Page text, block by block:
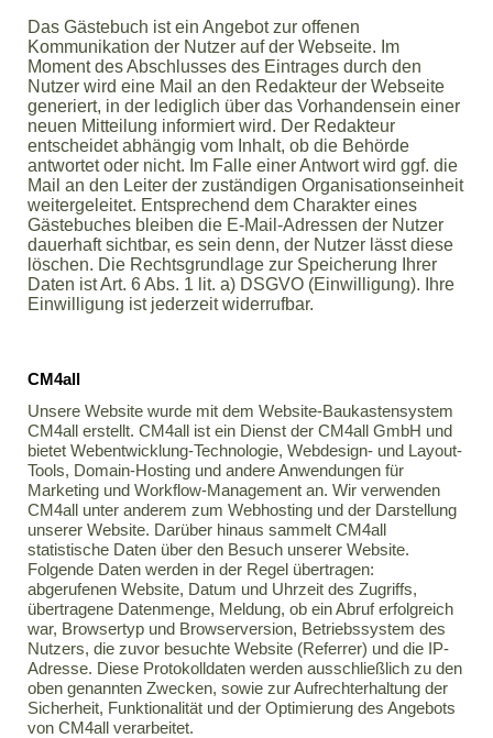
Das Gästebuch ist ein Angebot zur offenen
Kommunikation der Nutzer auf der Webseite. Im
Moment des Abschlusses des Eintrages durch den
Nutzer wird eine Mail an den Redakteur der Webseite
generiert, in der lediglich über das Vorhandensein einer
neuen Mitteilung informiert wird. Der Redakteur
entscheidet abhängig vom Inhalt, ob die Behörde
antwortet oder nicht. Im Falle einer Antwort wird ggf. die
Mail an den Leiter der zuständigen Organisationseinheit
weitergeleitet. Entsprechend dem Charakter eines
Gästebuches bleiben die E-Mail-Adressen der Nutzer
dauerhaft sichtbar, es sein denn, der Nutzer lässt diese
löschen. Die Rechtsgrundlage zur Speicherung Ihrer
Daten ist Art. 6 Abs. 1 lit. a) DSGVO (Einwilligung). Ihre
Einwilligung ist jederzeit widerrufbar.
CM4all
Unsere Website wurde mit dem Website-Baukastensystem
CM4all erstellt. CM4all ist ein Dienst der CM4all GmbH und
bietet Webentwicklung-Technologie, Webdesign- und Layout-
Tools, Domain-Hosting und andere Anwendungen für
Marketing und Workflow-Management an. Wir verwenden
CM4all unter anderem zum Webhosting und der Darstellung
unserer Website. Darüber hinaus sammelt CM4all
statistische Daten über den Besuch unserer Website.
Folgende Daten werden in der Regel übertragen:
abgerufenen Website, Datum und Uhrzeit des Zugriffs,
übertragene Datenmenge, Meldung, ob ein Abruf erfolgreich
war, Browsertyp und Browserversion, Betriebssystem des
Nutzers, die zuvor besuchte Website (Referrer) und die IP-
Adresse. Diese Protokolldaten werden ausschließlich zu den
oben genannten Zwecken, sowie zur Aufrechterhaltung der
Sicherheit, Funktionalität und der Optimierung des Angebots
von CM4all verarbeitet.